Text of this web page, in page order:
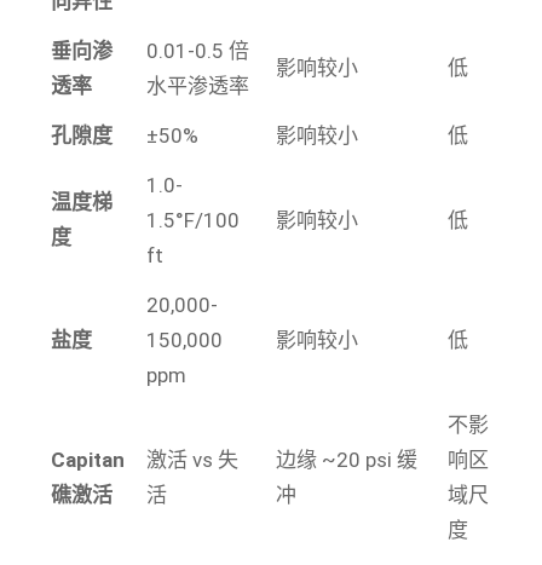
垂向渗
透率
0.01-0.5 倍
水平渗透率
影响较小 低
孔隙度 ±50% 影响较小 低
温度梯
度
1.0-
1.5°F/100
ft
影响较小 低
盐度
20,000-
150,000
ppm
影响较小 低
Capitan
礁激活
激活 vs 失
活
边缘 ~20 psi 缓
冲
不影
响区
域尺
度